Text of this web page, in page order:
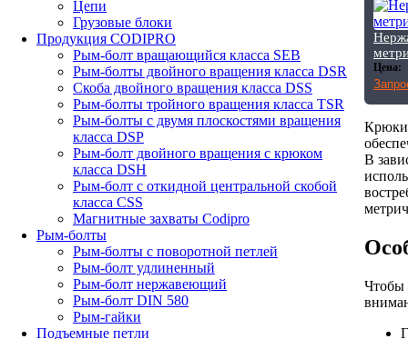
Цепи
Грузовые блоки
Продукция CODIPRO
Рым-болт вращающийся класса SEB
Рым-болты двойного вращения класса DSR
Скоба двойного вращения класса DSS
Рым-болты тройного вращения класса TSR
Рым-болты с двумя плоскостями вращения
класса DSP
Рым-болт двойного вращения с крюком
класса DSH
Рым-болт с откидной центральной скобой
класса CSS
Магнитные захваты Codipro
Рым-болты
Рым-болты с поворотной петлей
Рым-болт удлиненный
Рым-болт нержавеющий
Рым-болт DIN 580
Рым-гайки
Подъемные петли
Цена:
Крюки
В
Чтобы